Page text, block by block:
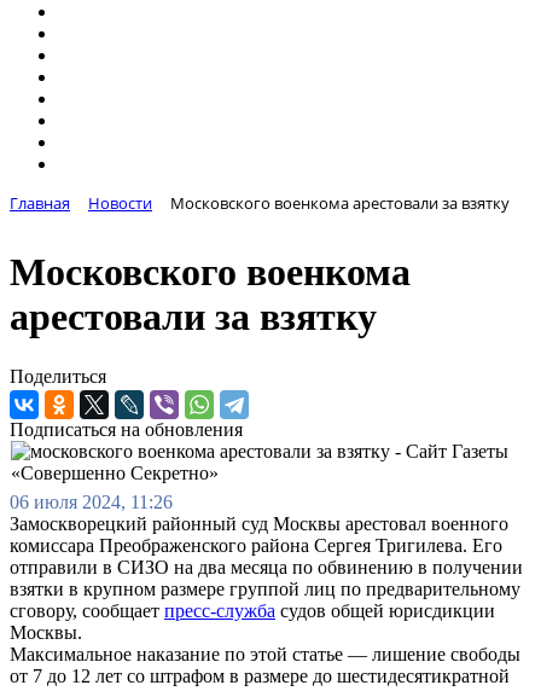
Главная Новости Московского военкома арестовали за взятку
Московского военкома
арестовали за взятку
Поделиться
Подписаться на обновления
06 июля 2024, 11:26
Замоскворецкий районный суд Москвы арестовал военного
комиссара Преображенского района Сергея Тригилева. Его
отправили в СИЗО на два месяца по обвинению в получении
взятки в крупном размере группой лиц по предварительному
сговору, сообщает пресс-служба судов общей юрисдикции
Москвы.
Максимальное наказание по этой статье — лишение свободы
от 7 до 12 лет со штрафом в размере до шестидесятикратной